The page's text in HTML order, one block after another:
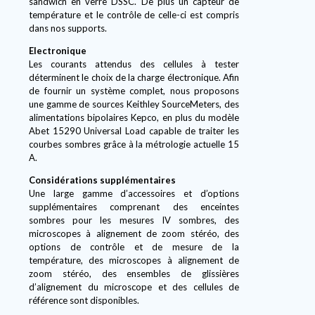
température et le contrôle de celle-ci est compris
dans nos supports.
Electronique
Les courants attendus des cellules à tester
déterminent le choix de la charge électronique. Afin
de fournir un système complet, nous proposons
une gamme de sources Keithley SourceMeters, des
alimentations bipolaires Kepco, en plus du modèle
Abet 15290 Universal Load capable de traiter les
courbes sombres grâce à la métrologie actuelle 15
A.
Considérations supplémentaires
Une large gamme d’accessoires et d’options
supplémentaires comprenant des enceintes
sombres pour les mesures IV sombres, des
microscopes à alignement de zoom stéréo, des
options de contrôle et de mesure de la
température, des microscopes à alignement de
zoom stéréo, des ensembles de glissières
d’alignement du microscope et des cellules de
référence sont disponibles.